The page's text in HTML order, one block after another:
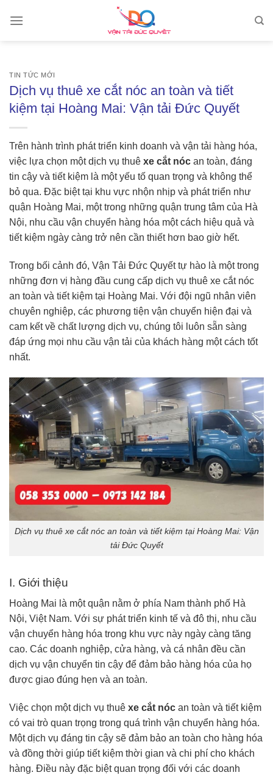
TIN TỨC MỚI
Dịch vụ thuê xe cắt nóc an toàn và tiết
kiệm tại Hoàng Mai: Vận tải Đức Quyết
Trên hành trình phát triển kinh doanh và vận tải hàng hóa,
việc lựa chọn một dịch vụ thuê xe cắt nóc an toàn, đáng
tin cậy và tiết kiệm là một yếu tố quan trọng và không thể
bỏ qua. Đặc biệt tại khu vực nhộn nhịp và phát triển như
quận Hoàng Mai, một trong những quận trung tâm của Hà
Nội, nhu cầu vận chuyển hàng hóa một cách hiệu quả và
tiết kiệm ngày càng trở nên cần thiết hơn bao giờ hết.
Trong bối cảnh đó, Vận Tải Đức Quyết tự hào là một trong
những đơn vị hàng đầu cung cấp dịch vụ thuê xe cắt nóc
an toàn và tiết kiệm tại Hoàng Mai. Với đội ngũ nhân viên
chuyên nghiệp, các phương tiện vận chuyển hiện đại và
cam kết về chất lượng dịch vụ, chúng tôi luôn sẵn sàng
đáp ứng mọi nhu cầu vận tải của khách hàng một cách tốt
nhất.
Dịch vụ thuê xe cắt nóc an toàn và tiết kiệm tại Hoàng Mai: Vận
tải Đức Quyết
I. Giới thiệu
Hoàng Mai là một quận nằm ở phía Nam thành phố Hà
Nội, Việt Nam. Với sự phát triển kinh tế và đô thị, nhu cầu
vận chuyển hàng hóa trong khu vực này ngày càng tăng
cao. Các doanh nghiệp, cửa hàng, và cá nhân đều cần
dịch vụ vận chuyển tin cậy để đảm bảo hàng hóa của họ
được giao đúng hẹn và an toàn.
Việc chọn một dịch vụ thuê xe cắt nóc an toàn và tiết kiệm
có vai trò quan trọng trong quá trình vận chuyển hàng hóa.
Một dịch vụ đáng tin cậy sẽ đảm bảo an toàn cho hàng hóa
và đồng thời giúp tiết kiệm thời gian và chi phí cho khách
hàng. Điều này đặc biệt quan trọng đối với các doanh